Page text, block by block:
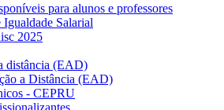
para alunos e professores
Salarial
2025
distância (EAD)
a Distância (EAD)
- CEPRU